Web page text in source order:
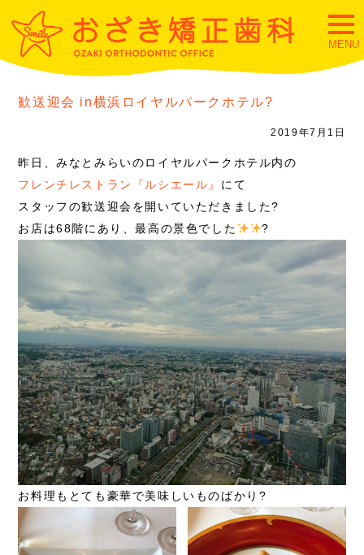
MENU
歓送迎会 in横浜ロイヤルパークホテル?
2019年7月1日
昨日、みなとみらいのロイヤルパークホテル内の
フレンチレストラン『ルシエール』 にて
スタッフの歓送迎会を開いていただきました?
お店は68階にあり、最高の景色でした
?
お料理もとても豪華で美味しいものばかり?